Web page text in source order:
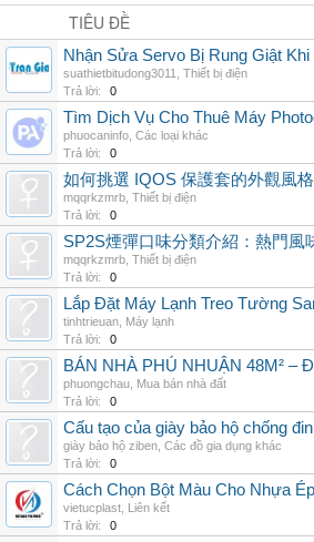
TIÊU ĐỀ
Nhận Sửa Servo Bị Rung Giật
suathietbitudong3011
Thiết bị điện
Trả lời:
0
Tìm Dịch Vụ Cho Thuê Máy
phuocaninfo Các loại khác
Trả lời:
0
如何挑選 IQOS 保護套的外觀風
mqqrkzmrb Thiết bị điện
Trả lời:
0
SP2S煙彈口味分類介紹：熱門風
mqqrkzmrb Thiết bị điện
Trả lời:
0
Lắp Đặt Máy Lạnh Treo Tường
tinhtrieuan Máy lạnh
Trả lời:
0
BÁN NHÀ PHÚ NHUẬN 48M² –
phuongchau Mua bán nhà đất
Trả lời:
0
Cấu tạo của giày bảo hộ chống
giày bảo hộ ziben Các đồ gia dụng khác
Trả lời:
0
Cách Chọn Bột Màu Cho Nhựa
vietucplast Liên kết
Trả lời:
0